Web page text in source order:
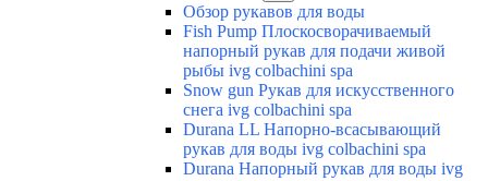
Обзор рукавов для воды
Fish Pump Плоскосворачиваемый
напорный рукав для подачи живой
рыбы ivg colbachini spa
Snow gun Рукав для искусственного
снега ivg colbachini spa
Durana LL Напорно-всасывающий
рукав для воды ivg colbachini spa
Durana Напорный рукав для воды ivg